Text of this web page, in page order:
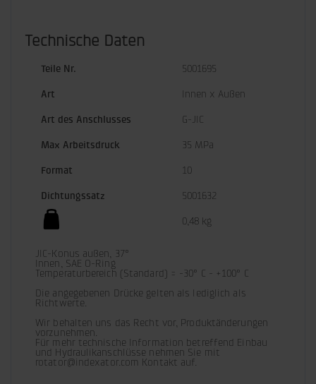
Technische Daten
Teile Nr. 5001695
Art Innen x Außen
Art des Anschlusses G-JIC
Max Arbeitsdruck 35 MPa
Format 10
Dichtungssatz 5001632
0,48 kg
JIC-Konus außen, 37°
Innen, SAE O-Ring
Temperaturbereich (Standard) = -30° C - +100° C
Die angegebenen Drücke gelten als lediglich als
Richtwerte.
Wir behalten uns das Recht vor, Produktänderungen
vorzunehmen.
Für mehr technische Information betreffend Einbau
und Hydraulikanschlüsse nehmen Sie mit
rotator@indexator.com Kontakt auf.